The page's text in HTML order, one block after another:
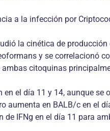
a la infección por
la cinética de
y se correlacionó
citoquinas
en el día 11 y 14, aunque
aumenta en BALB/c en el
de IFNg en el día 11 para